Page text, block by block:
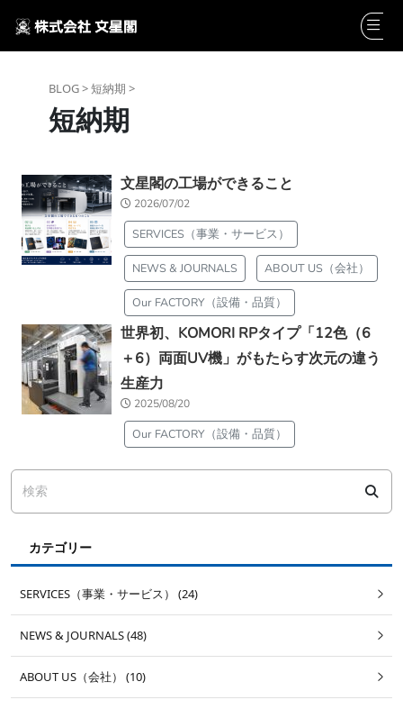
BLOG >短納期 >
短納期
文星閣の工場ができること
2026/07/02
SERVICES（事業・サービス）
NEWS & JOURNALS ABOUT US（会社）
Our FACTORY（設備・品質）
世界初、KOMORI RPタイプ「12色（6
＋6）両面UV機」がもたらす次元の違う
生産力
2025/08/20
Our FACTORY（設備・品質）
カテゴリー
SERVICES（事業・サービス） (24)
NEWS & JOURNALS (48)
ABOUT US（会社） (10)